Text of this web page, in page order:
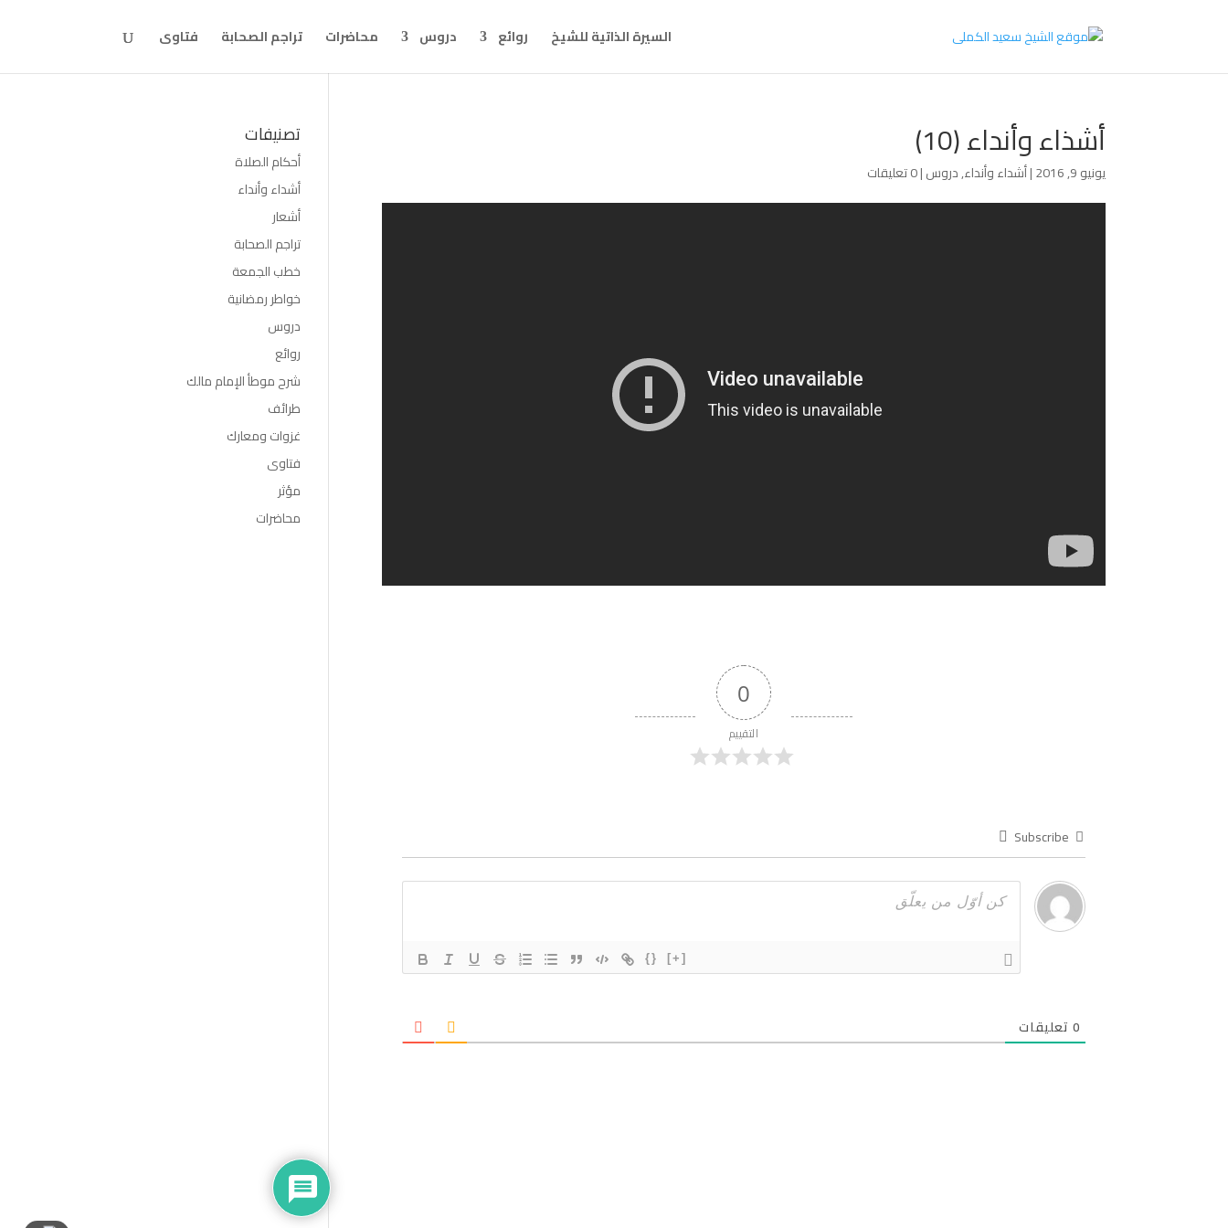
السيرة الذاتية للشيخ روائع دروس محاضرات تراجم الصحابة فتاوى
أشذاء وأنداء (10)
يونيو 9, 2016 |أشداء وأنداء,دروس|0 تعليقات
0
التقييم
Subscribe
{} [+]
0 تعليقات
تصنيفات
أحكام الصلاة
أشداء وأنداء
أشعار
تراجم الصحابة
خطب الجمعة
خواطر رمضانية
دروس
روائع
شرح موطأ الإمام مالك
طرائف
غزوات ومعارك
فتاوى
مؤثر
محاضرات